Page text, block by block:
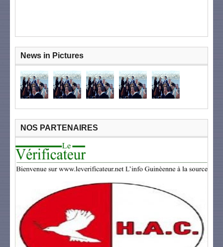
News in Pictures
NOS PARTENAIRES